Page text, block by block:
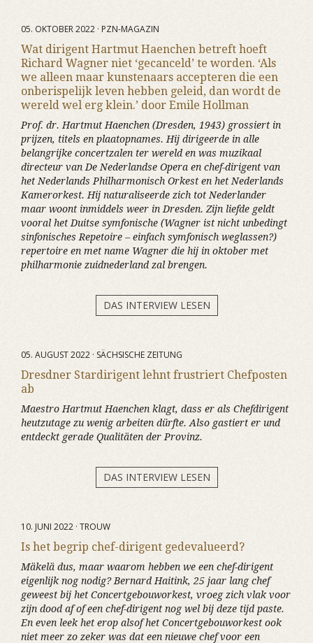
05. OKTOBER 2022 · PZN-MAGAZIN
Wat dirigent Hartmut Haenchen betreft hoeft
Richard Wagner niet ‘gecanceld’ te worden. ‘Als
we alleen maar kunstenaars accepteren die een
onberispelijk leven hebben geleid, dan wordt de
wereld wel erg klein.’ door Emile Hollman
Prof. dr. Hartmut Haenchen (Dresden, 1943) grossiert in
prijzen, titels en plaatopnames. Hij dirigeerde in alle
belangrijke concertzalen ter wereld en was muzikaal
directeur van De Nederlandse Opera en chef-dirigent van
het Nederlands Philharmonisch Orkest en het Nederlands
Kamerorkest. Hij naturaliseerde zich tot Nederlander
maar woont inmiddels weer in Dresden. Zijn liefde geldt
vooral het Duitse symfonische (Wagner ist nicht unbedingt
sinfonisches Repetoire – einfach symfonisch weglassen?)
repertoire en met name Wagner die hij in oktober met
philharmonie zuidnederland zal brengen.
DAS INTERVIEW LESEN
05. AUGUST 2022 · SÄCHSISCHE ZEITUNG
Dresdner Stardirigent lehnt frustriert Chefposten
ab
Maestro Hartmut Haenchen klagt, dass er als Chefdirigent
heutzutage zu wenig arbeiten dürfte. Also gastiert er und
entdeckt gerade Qualitäten der Provinz.
DAS INTERVIEW LESEN
10. JUNI 2022 · TROUW
Is het begrip chef-dirigent gedevalueerd?
Mäkelä dus, maar waarom hebben we een chef-dirigent
eigenlijk nog nodig? Bernard Haitink, 25 jaar lang chef
geweest bij het Concertgebouworkest, vroeg zich vlak voor
zijn dood af of een chef-dirigent nog wel bij deze tijd paste.
En even leek het erop alsof het Concertgebouworkest ook
niet meer zo zeker was dat een nieuwe chef voor een